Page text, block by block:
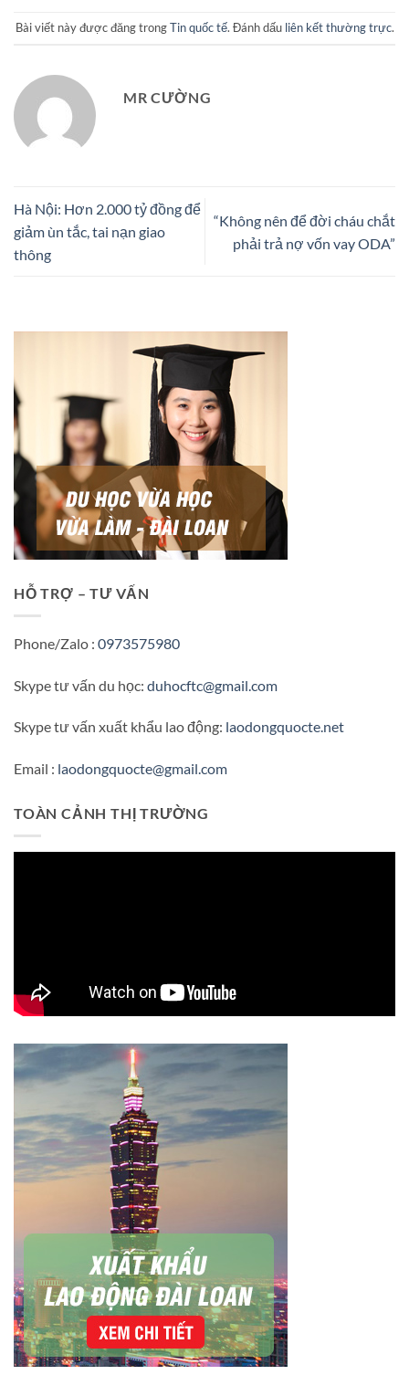
Bài viết này được đăng trongTin quốc tế. Đánh dấu liên kết thường trực.
MR CƯỜNG
Hà Nội: Hơn 2.000 tỷ đồng để
giảm ùn tắc, tai nạn giao
thông
“Không nên để đời cháu chắt
phải trả nợ vốn vay ODA”
HỖ TRỢ – TƯ VẤN
Phone/Zalo : 0973575980
Skype tư vấn du học: duhocftc@gmail.com
Skype tư vấn xuất khẩu lao động: laodongquocte.net
Email : laodongquocte@gmail.com
TOÀN CẢNH THỊ TRƯỜNG